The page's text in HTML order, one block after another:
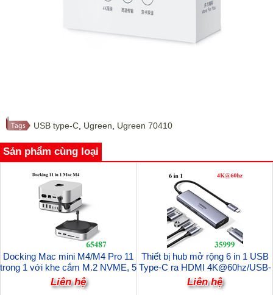
USB type-C Ugreen Ugreen 70410
Sản phẩm cùng loại
Docking Mac mini M4/M4 Pro 11
trong 1 với khe cắm M.2 NVME, 5
cổng USB-A và 2 cổng Type-C,
SD/TF Ugreen 65487 cao cấp
Liên hệ
Thiết bị hub mở rộng 6 in 1 USB
Type-C ra HDMI 4K@60hz/USB-
A/USB-C/PD Ugreen 35999 cao
cấp
Liên hệ